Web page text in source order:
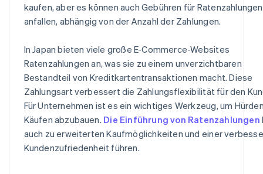
kaufen, aber es können auch Gebühren für Ratenzahlungen
anfallen, abhängig von der Anzahl der Zahlungen.
In Japan bieten viele große E-Commerce-Websites
Ratenzahlungen an, was sie zu einem unverzichtbaren
Bestandteil von Kreditkartentransaktionen macht. Diese
Zahlungsart verbessert die Zahlungsflexibilität für den
Für Unternehmen ist es ein wichtiges Werkzeug, um
Käufen abzubauen. Die Einführung von Ratenzahlungen
auch zu erweiterten Kaufmöglichkeiten und einer
Kundenzufriedenheit führen.